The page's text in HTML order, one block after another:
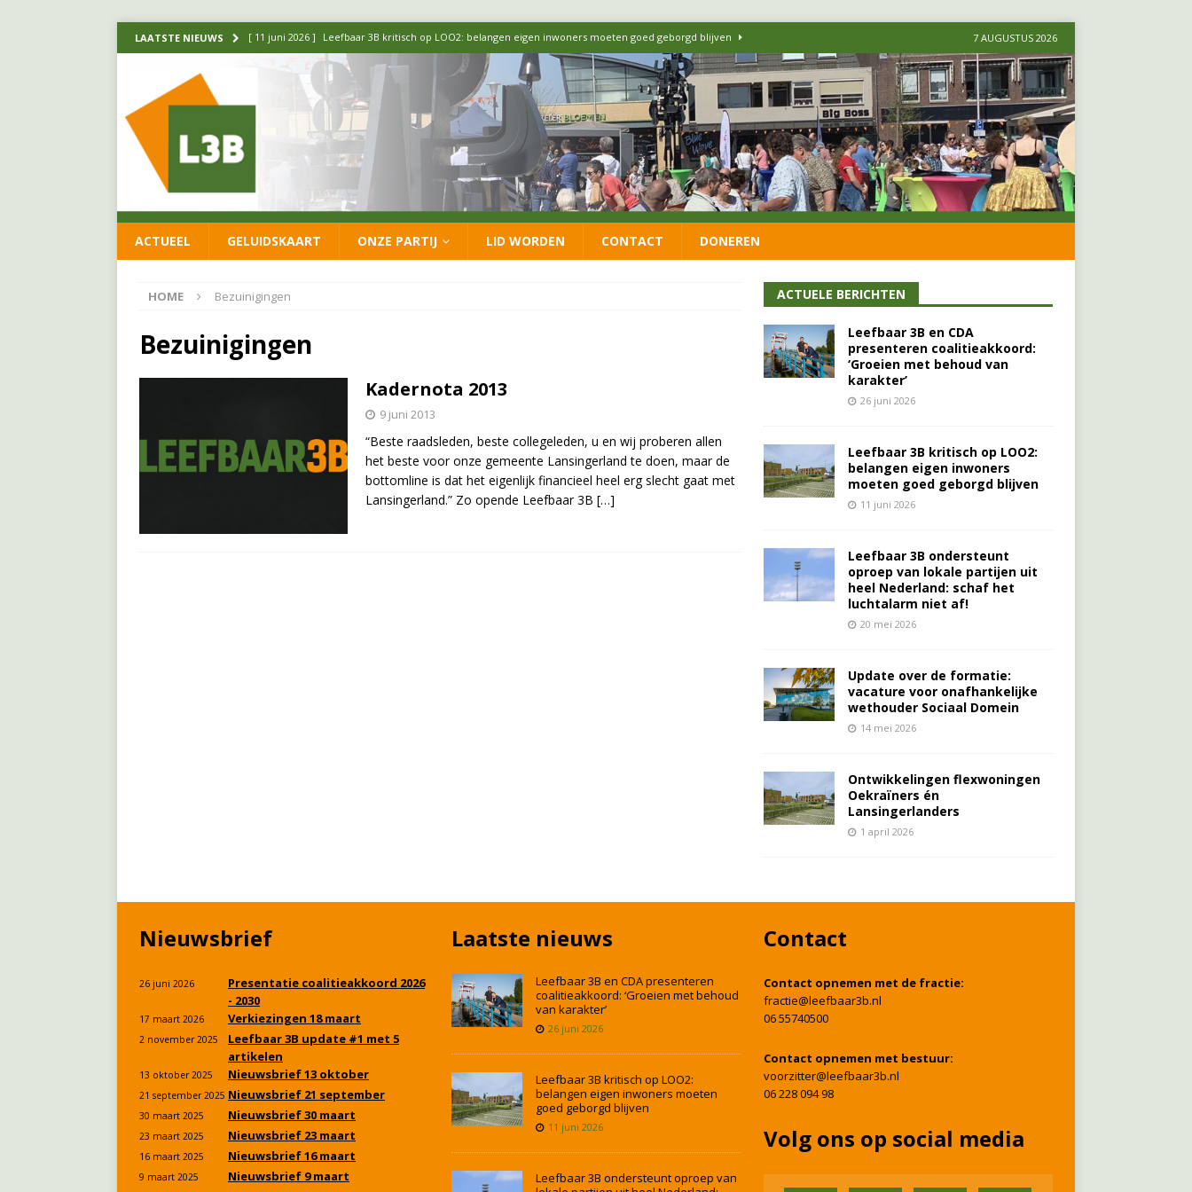
LAATSTE NIEUWS [ 11 juni 2026 ] Leefbaar 3B kritisch op LOO2: belangen eigen inwoners moeten goed geborgd blijven
[ 20 mei 2026 ] Leefbaar 3B ondersteunt oproep van lokale partijen uit heel Nederland: schaf het
luchtalarm niet af! FRACTIE
[ 14 mei 2026 ] Update over de formatie: vacature voor onafhankelijke wethouder Sociaal Domein
[ 26 juni 2026 ] Leefbaar 3B en CDA presenteren coalitieakkoord: ‘Groeien met behoud van karakter’
7 AUGUSTUS 2026
ACTUEEL GELUIDSKAART ONZE PARTIJ LID WORDEN CONTACT DONEREN
HOME Bezuinigingen
Bezuinigingen
Kadernota 2013
9 juni 2013
“Beste raadsleden, beste collegeleden, u en wij proberen allen
het beste voor onze gemeente Lansingerland te doen, maar de
bottomline is dat het eigenlijk financieel heel erg slecht gaat met
Lansingerland.” Zo opende Leefbaar 3B […]
ACTUELE BERICHTEN
Leefbaar 3B en CDA
presenteren coalitieakkoord:
‘Groeien met behoud van
karakter’
26 juni 2026
Leefbaar 3B kritisch op LOO2:
belangen eigen inwoners
moeten goed geborgd blijven
11 juni 2026
Leefbaar 3B ondersteunt
oproep van lokale partijen uit
heel Nederland: schaf het
luchtalarm niet af!
20 mei 2026
Update over de formatie:
vacature voor onafhankelijke
wethouder Sociaal Domein
14 mei 2026
Ontwikkelingen flexwoningen
Oekraïners én
Lansingerlanders
1 april 2026
Nieuwsbrief
26 juni 2026
Presentatie coalitieakkoord 2026
- 2030
17 maart 2026 Verkiezingen 18 maart
2 november 2025
Leefbaar 3B update #1 met 5
artikelen
13 oktober 2025 Nieuwsbrief 13 oktober
21 september 2025 Nieuwsbrief 21 september
30 maart 2025 Nieuwsbrief 30 maart
23 maart 2025 Nieuwsbrief 23 maart
16 maart 2025 Nieuwsbrief 16 maart
9 maart 2025 Nieuwsbrief 9 maart
Laatste nieuws
Leefbaar 3B en CDA presenteren
coalitieakkoord: ‘Groeien met behoud
van karakter’
26 juni 2026
Leefbaar 3B kritisch op LOO2:
belangen eigen inwoners moeten
goed geborgd blijven
11 juni 2026
Leefbaar 3B ondersteunt oproep van
Contact
Contact opnemen met de fractie:
fractie@leefbaar3b.nl
06 55740500
Contact opnemen met bestuur:
voorzitter@leefbaar3b.nl
06 228 094 98
Volg ons op social media